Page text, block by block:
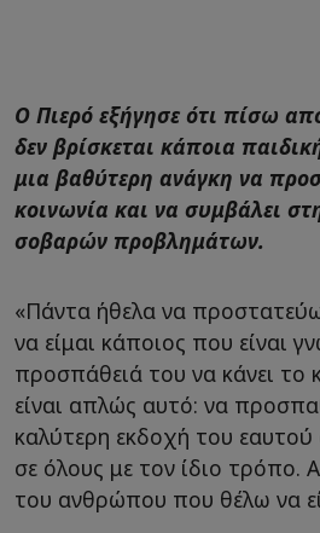
Ο Πιερό εξήγησε ότι πίσω
δεν βρίσκεται κάποια
μια βαθύτερη ανάγκη να
κοινωνία και να συμβάλει
σοβαρών προβλημάτων.
«Πάντα ήθελα να
να είμαι κάποιος που είναι
προσπάθειά του να κάνει το
είναι απλώς αυτό: να
καλύτερη εκδοχή του εαυτού
σε όλους με τον ίδιο τρόπο.
του ανθρώπου που θέλω να